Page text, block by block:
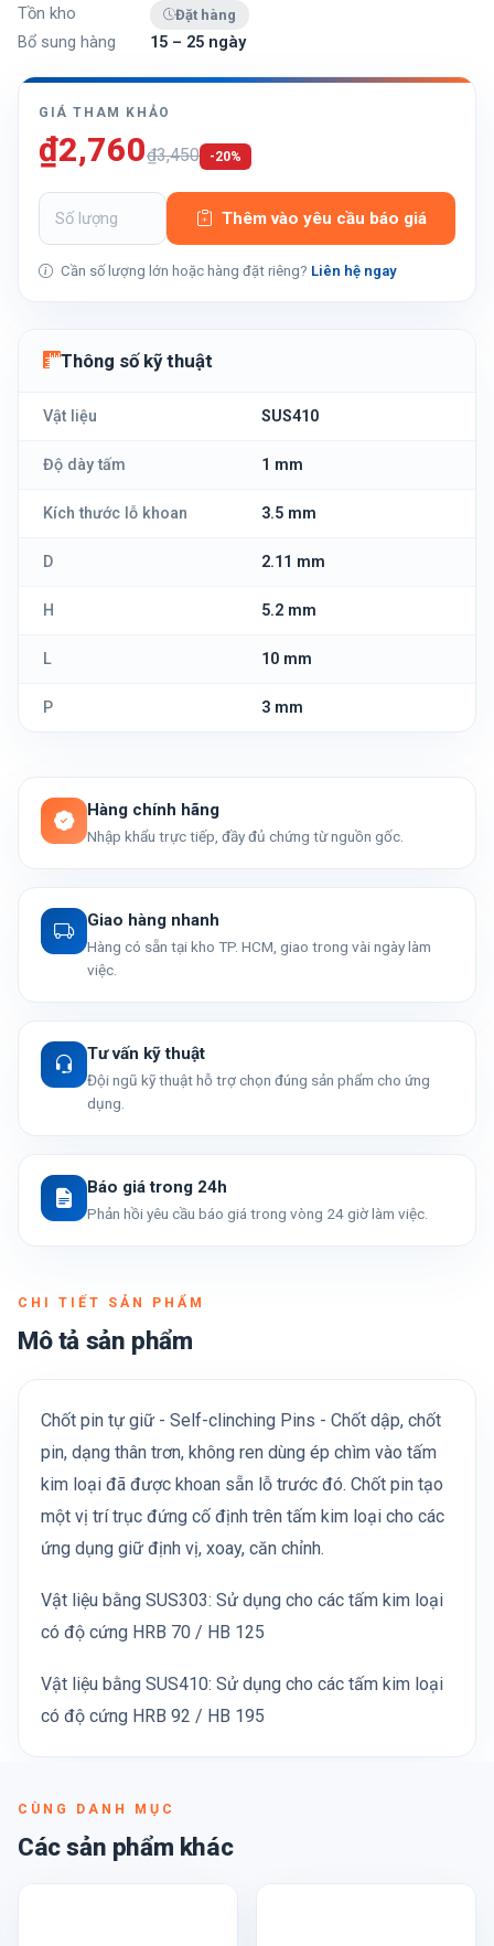
Tồn kho
Đặt hàng
Bổ sung hàng 15 – 25 ngày
GIÁ THAM KHẢO
₫2,760₫3,450 -20%
Thêm vào yêu cầu báo giá
Cần số lượng lớn hoặc hàng đặt riêng? Liên hệ ngay
Thông số kỹ thuật
Vật liệu SUS410
Độ dày tấm 1 mm
Kích thước lỗ khoan 3.5 mm
D 2.11 mm
H 5.2 mm
L 10 mm
P 3 mm
Hàng chính hãng
Nhập khẩu trực tiếp, đầy đủ chứng từ nguồn gốc.
Giao hàng nhanh
Hàng có sẵn tại kho TP. HCM, giao trong vài ngày làm
việc.
Tư vấn kỹ thuật
Đội ngũ kỹ thuật hỗ trợ chọn đúng sản phẩm cho ứng
dụng.
Báo giá trong 24h
Phản hồi yêu cầu báo giá trong vòng 24 giờ làm việc.
CHI TIẾT SẢN PHẨM
Mô tả sản phẩm
Chốt pin tự giữ - Self-clinching Pins - Chốt dập, chốt
pin, dạng thân trơn, không ren dùng ép chìm vào tấm
kim loại đã được khoan sẵn lỗ trước đó. Chốt pin tạo
một vị trí trục đứng cố định trên tấm kim loại cho các
ứng dụng giữ định vị, xoay, căn chỉnh.
Vật liệu bằng SUS303: Sử dụng cho các tấm kim loại
có độ cứng HRB 70 / HB 125
Vật liệu bằng SUS410: Sử dụng cho các tấm kim loại
có độ cứng HRB 92 / HB 195
CÙNG DANH MỤC
Các sản phẩm khác